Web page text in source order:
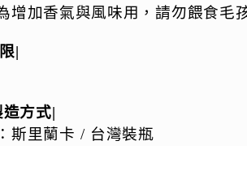
增加香氣與風味用，請勿餵食毛
|
方式|
斯里蘭卡 / 台灣裝瓶